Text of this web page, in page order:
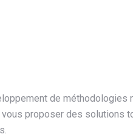
de
vous proposer des solutions